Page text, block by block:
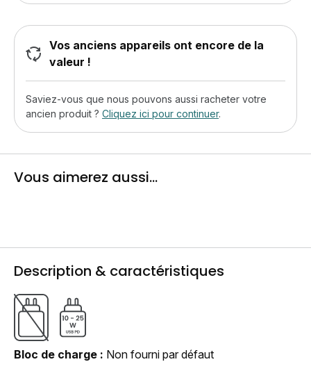
Vos anciens appareils ont encore de la
valeur !
Saviez-vous que nous pouvons aussi racheter votre
ancien produit ? Cliquez ici pour continuer.
Vous aimerez aussi...
Description & caractéristiques
Bloc de charge
Non fourni par défaut